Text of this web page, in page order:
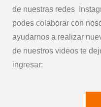
de nuestras redes
podes colaborar con
ayudarnos a realizar
de nuestros videos te
ingresar: